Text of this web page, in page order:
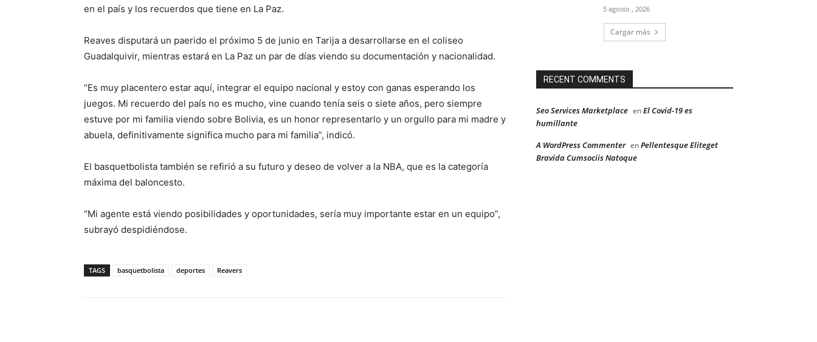
en el país y los recuerdos que tiene en La Paz.
Reaves disputará un paerido el próximo 5 de junio en Tarija a desarrollarse en el coliseo
Guadalquivir, mientras estará en La Paz un par de días viendo su documentación y nacionalidad.
“Es muy placentero estar aquí, integrar el equipo nacional y estoy con ganas esperando los
juegos. Mi recuerdo del país no es mucho, vine cuando tenía seis o siete años, pero siempre
estuve por mi familia viendo sobre Bolivia, es un honor representarlo y un orgullo para mi madre y
abuela, definitivamente significa mucho para mi familia”, indicó.
El basquetbolista también se refirió a su futuro y deseo de volver a la NBA, que es la categoría
máxima del baloncesto.
“Mi agente está viendo posibilidades y oportunidades, sería muy importante estar en un equipo”,
subrayó despidiéndose.
TAGS basquetbolista deportes Reavers
5 agosto , 2026
Cargar más
RECENT COMMENTS
Seo Services Marketplace enEl Covid-19 es
humillante
A WordPress Commenter enPellentesque Eliteget
Bravida Cumsociis Natoque